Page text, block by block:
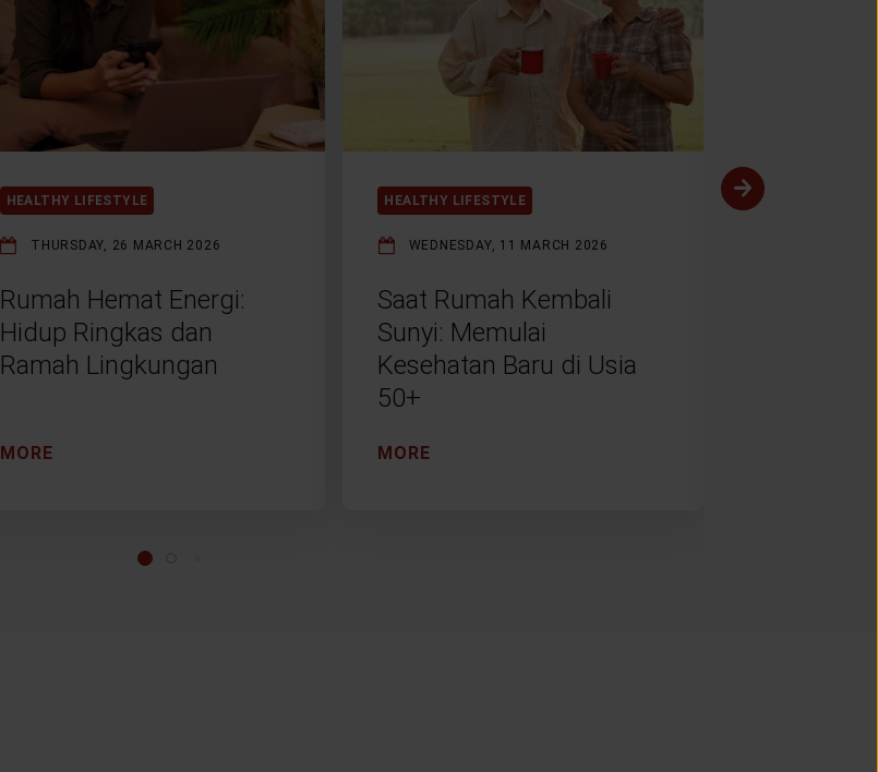
HEALTHY LIFESTYLE
THURSDAY, 26 MARCH 2026
Rumah Hemat Energi:
Hidup Ringkas dan
Ramah Lingkungan
MORE
HEALTHY LIFESTYLE
WEDNESDAY, 11 MARCH 2026
Saat Rumah Kembali
Sunyi: Memulai
Kesehatan Baru di Usia
50+
MORE
HEALTHY